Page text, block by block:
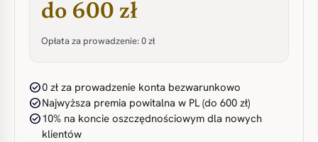
do 600 zł
Opłata za prowadzenie: 0 zł
check_circle0 zł za prowadzenie konta bezwarunkowo
check_circleNajwyższa premia powitalna w PL (do 600 zł)
check_circle10% na koncie oszczędnościowym dla nowych
klientów